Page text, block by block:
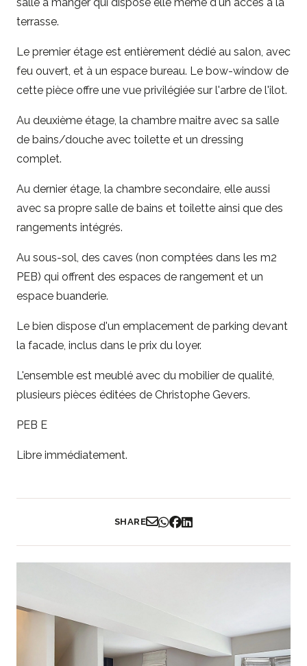
salle à manger qui dispose elle même d'un accès à la
terrasse.
Le premier étage est entièrement dédié au salon, avec
feu ouvert, et à un espace bureau. Le bow-window de
cette pièce offre une vue privilégiée sur l'arbre de l'ilot.
Au deuxième étage, la chambre maitre avec sa salle
de bains/douche avec toilette et un dressing
complet.
Au dernier étage, la chambre secondaire, elle aussi
avec sa propre salle de bains et toilette ainsi que des
rangements intégrés.
Au sous-sol, des caves (non comptées dans les m2
PEB) qui offrent des espaces de rangement et un
espace buanderie.
Le bien dispose d'un emplacement de parking devant
la facade, inclus dans le prix du loyer.
L'ensemble est meublé avec du mobilier de qualité,
plusieurs pièces éditées de Christophe Gevers.
PEB E
Libre immédiatement.
SHARE
Partager par Email
Partager sur WhatsApp
Partager sur Facebook
Partager sur LinkedIn